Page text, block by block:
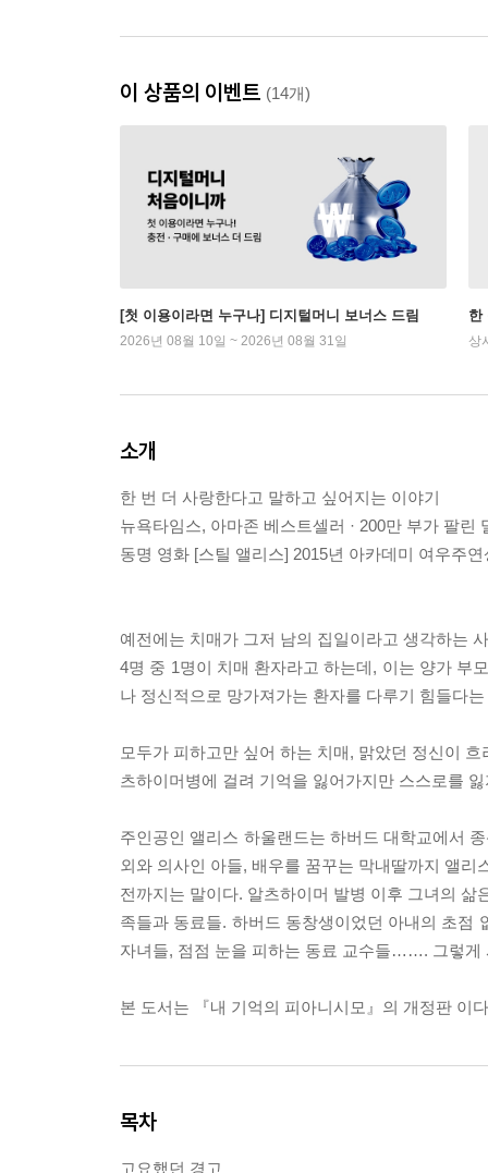
이 상품의 이벤트 (14개)
[첫 이용이라면 누구나] 디지털머니 보너스 드림
2026년 08월 10일 ~ 2026년 08월 31일
한
상
소개
한 번 더 사랑한다고 말하고 싶어지는 이야기
뉴욕타임스, 아마존 베스트셀러 · 200만 부가 팔린
동명 영화 [스틸 앨리스] 2015년 아카데미 여우주연
예전에는 치매가 그저 남의 집일이라고 생각하는
4명 중 1명이 치매 환자라고 하는데, 이는 양가 부
나 정신적으로 망가져가는 환자를 다루기 힘들다
모두가 피하고만 싶어 하는 치매, 맑았던 정신이
츠하이머병에 걸려 기억을 잃어가지만 스스로를
주인공인 앨리스 하울랜드는 하버드 대학교에서
외와 의사인 아들, 배우를 꿈꾸는 막내딸까지 앨
전까지는 말이다. 알츠하이머 발병 이후 그녀의
족들과 동료들. 하버드 동창생이었던 아내의 초점
자녀들, 점점 눈을 피하는 동료 교수들……. 그렇게
본 도서는 『내 기억의 피아니시모』의 개정판 이
목차
고요했던 경고